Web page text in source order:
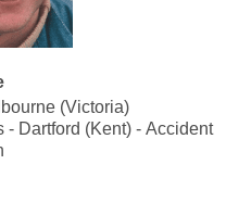
(Victoria)
- Dartford (Kent) - Accident